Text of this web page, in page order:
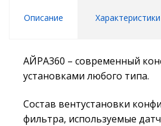
Описание Характеристики
АЙРА360 – современный
установками любого типа.
Состав вентустановки
фильтра, используемые